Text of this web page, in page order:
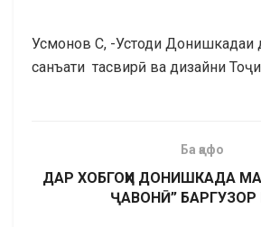
Усмонов С, -Устоди Донишкадаи
санъати тасвирӣ ва дизайни
Ба қафо
ДАР ХОБГОҲИ ДОНИШКАДА
ҶАВОНӢ”